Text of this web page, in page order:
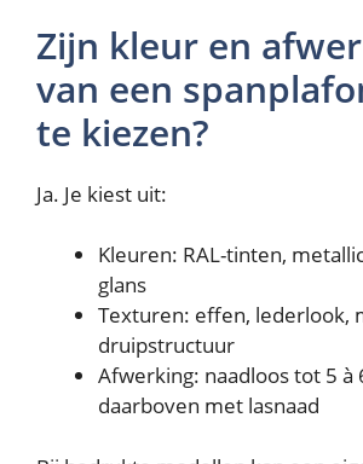
Zijn kleur en
van een
te kiezen?
Ja. Je kiest uit:
Kleuren: RAL-tinten,
glans
Texturen: effen, lederlook,
druipstructuur
Afwerking: naadloos tot 5
daarboven met lasnaad